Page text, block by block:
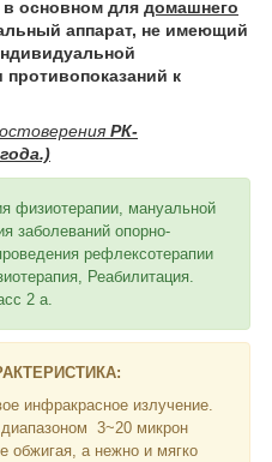
в основном для домашнего
аппарат, не имеющий
к
РК-
физиотерапии, мануальной
заболеваний опорно-
рефлексотерапии
Реабилитация.
2 а.
инфракрасное излучение.
3~20 микрон
обжигая, а нежно и мягко